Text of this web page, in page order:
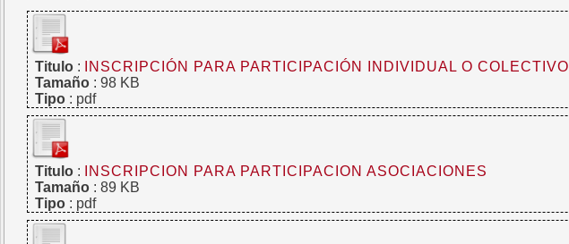
Titulo:
INSCRIPCIÓN PARA PARTICIPACIÓN INDIVIDUAL O COLECTIVO
Tamaño: 98 KB
Tipo: pdf
Titulo:
INSCRIPCION PARA PARTICIPACION ASOCIACIONES
Tamaño: 89 KB
Tipo: pdf